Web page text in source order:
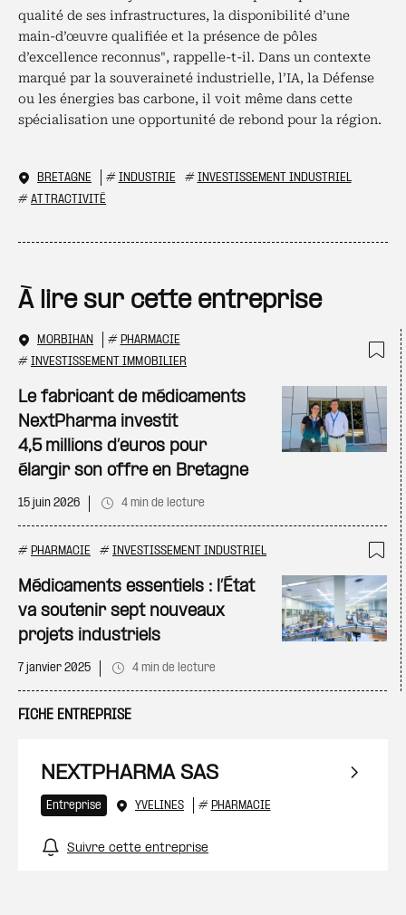
qualité de ses infrastructures, la disponibilité d’une
main-d’œuvre qualifiée et la présence de pôles
d’excellence reconnus", rappelle-t-il. Dans un contexte
marqué par la souveraineté industrielle, l’IA, la Défense
ou les énergies bas carbone, il voit même dans cette
spécialisation une opportunité de rebond pour la région.
BRETAGNE # INDUSTRIE # INVESTISSEMENT INDUSTRIEL
# ATTRACTIVITÉ
À lire sur cette entreprise
MORBIHAN # PHARMACIE
# INVESTISSEMENT IMMOBILIER
Le fabricant de médicaments
NextPharma investit
4,5 millions d’euros pour
élargir son offre en Bretagne
15 juin 2026 4 min de lecture
# PHARMACIE # INVESTISSEMENT INDUSTRIEL
Médicaments essentiels : l’État
va soutenir sept nouveaux
projets industriels
7 janvier 2025 4 min de lecture
FICHE ENTREPRISE
NEXTPHARMA SAS
Entreprise YVELINES # PHARMACIE
Suivre cette entreprise